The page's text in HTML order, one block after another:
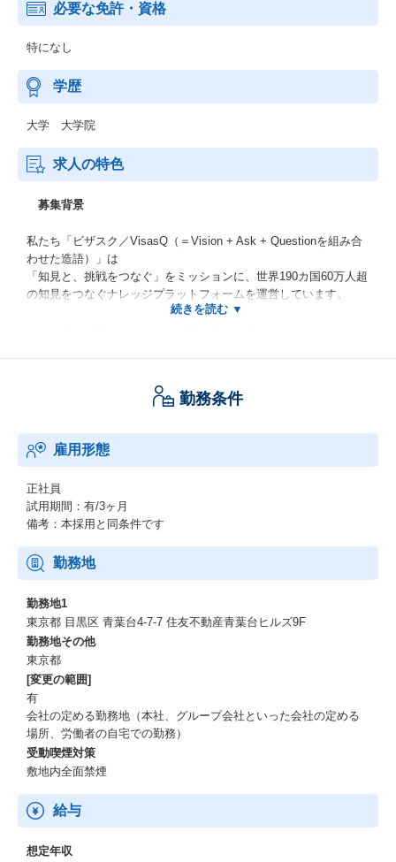
必要な免許・資格
特になし
学歴
大学 大学院
求人の特色
募集背景
私たち「ビザスク／VisasQ（＝Vision + Ask + Questionを組み合
わせた造語）」は
「知見と、挑戦をつなぐ」をミッションに、世界190カ国60万人超
の知見をつなぐナレッジプラットフォームを運営しています。
海外子会社、海外支店含め、ビザスクグループのビジネス全体に
制の強化を図りたく思っています。
―――――――――――――――
ビザスクで得られる経験
―――――――――――――――
・新しいサービスで世の中に影響を与えられる
・事業拡大の真っ只中、成長機会の宝庫
ビザスクについて
私たちビザスクは「知見と、挑戦をつなぐ」をミッションに、世
界190カ国60万人超の知見をつなぐナレッジプラットフォームを運
営しています。
コンサルティングファームや金融機関、大手事業会社、地方自治
体まで、1500アカウントを超えるクライアントにゴリ利用いただ
いており、戦略立案／新規事業開発／DX／組織開発など、様々な
場面における業界トレンドや顧客ニーズ、先行事例の情報収集手
段として、エキスパートとのインタビューやオンラインアンケー
トを提供する他、業務委託型の実働型伴走支援や研修講師等のマ
ッチングなど、多種多様な「知見のマッチング」に関するニーズ
に応えています。
ビザスクは、働き方改革やオープンイノベーションの最前線で急
成長し、2020年3月に東証マザーズ（現 東証グロース）上場、202
勤務条件
雇用形態
正社員
試用期間：有/3ヶ月
備考：本採用と同条件です
勤務地
勤務地1
東京都 目黒区 青葉台4-7-7 住友不動産青葉台ヒルズ9F
勤務地その他
東京都
[変更の範囲]
有
会社の定める勤務地（本社、グループ会社といった会社の定める
場所、労働者の自宅での勤務）
受動喫煙対策
敷地内全面禁煙
給与
想定年収